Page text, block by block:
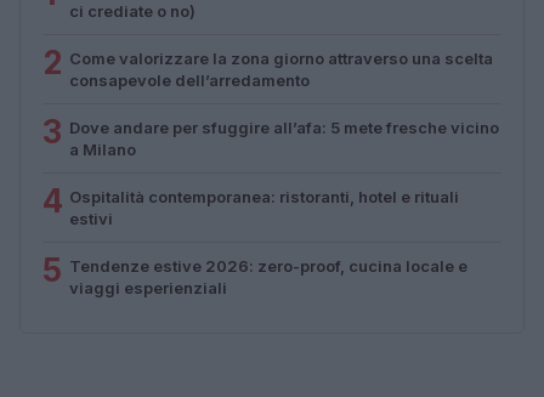
ci crediate o no)
2 Come valorizzare la zona giorno attraverso una scelta
consapevole dell’arredamento
3 Dove andare per sfuggire all’afa: 5 mete fresche vicino
a Milano
4 Ospitalità contemporanea: ristoranti, hotel e rituali
estivi
5 Tendenze estive 2026: zero-proof, cucina locale e
viaggi esperienziali